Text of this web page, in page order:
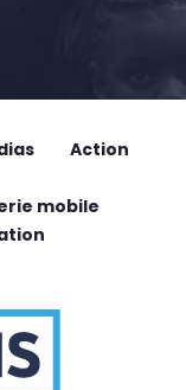
Action
mobile